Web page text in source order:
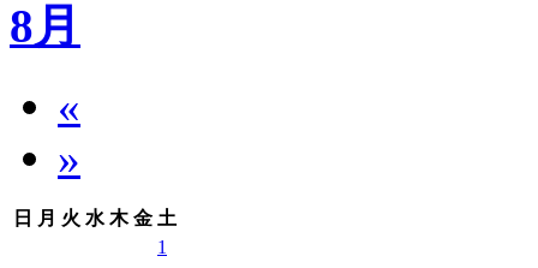
8月
«
»
日 月 火 水 木 金 土
1